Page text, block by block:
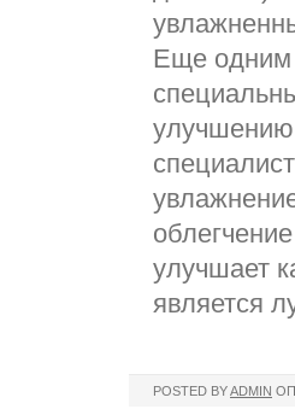
Еще одним
улучшению
улучшает
является
POSTED BYADMIN